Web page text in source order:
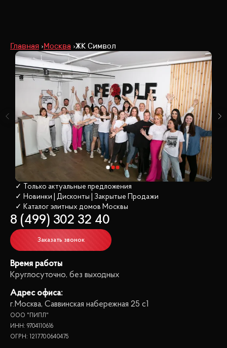
Главная Москва ЖК Символ
✓ Только актуальные предложения
✓ Новинки | Дисконты | Закрытые Продажи
✓ Каталог элитных домов Москвы
8 (499) 302 32 40
Заказать звонок
Время работы
Круглосуточно, без выходных
Адрес офиса:
г.Москва, Саввинская набережная 25 с1
ООО "ПИПЛ"
ИНН: 9704110616
ОГРН: 1217700640475